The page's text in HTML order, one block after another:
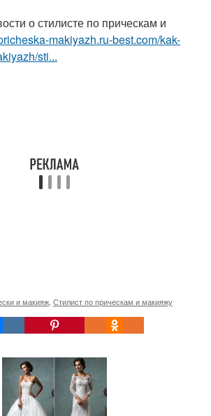
о стилисте по прическам и
makiyazh.ru-best.com/kak-
sti...
и макияж Стилист по прическам и макияжу